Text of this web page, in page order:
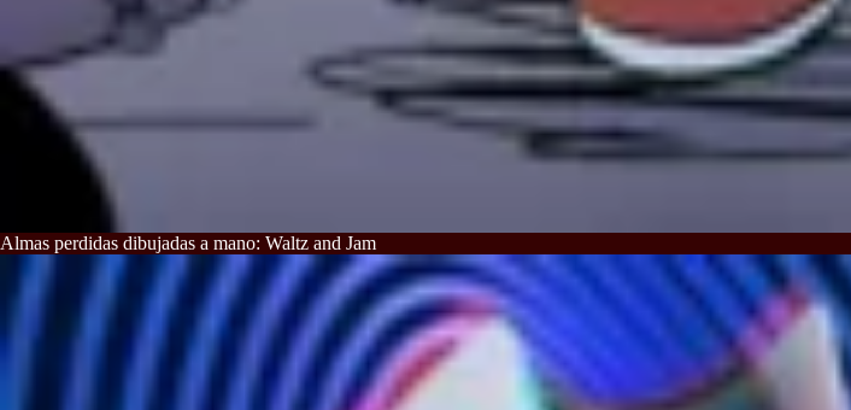
Almas perdidas dibujadas a mano: Waltz and Jam